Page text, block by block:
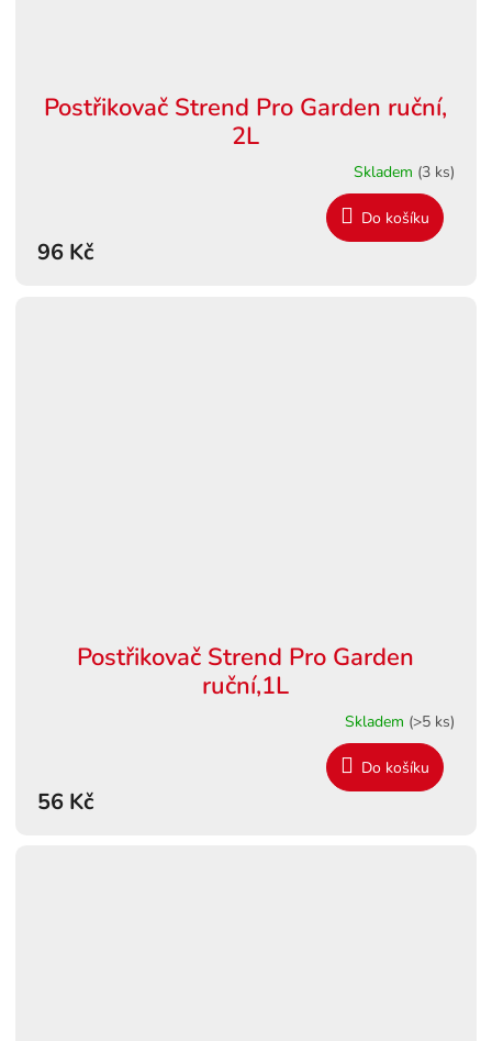
Postřikovač Strend Pro Garden ruční,
2L
Skladem (3 ks)
96 Kč
Do košíku
Postřikovač Strend Pro Garden
ruční,1L
Skladem (>5 ks)
56 Kč
Do košíku